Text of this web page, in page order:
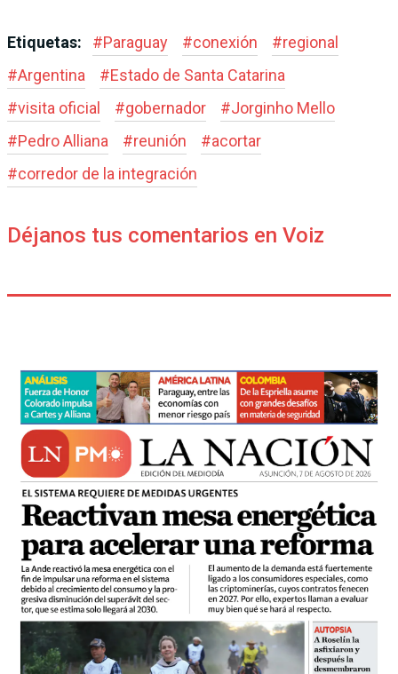
Etiquetas: #Paraguay #conexión #regional
#Argentina #Estado de Santa Catarina
#visita oficial #gobernador #Jorginho Mello
#Pedro Alliana #reunión #acortar
#corredor de la integración
Déjanos tus comentarios en Voiz